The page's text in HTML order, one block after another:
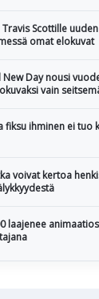
Scottille
omat elokuvat
Day nousi
vain
fiksu ihminen ei tuo
voivat kertoa
laajenee